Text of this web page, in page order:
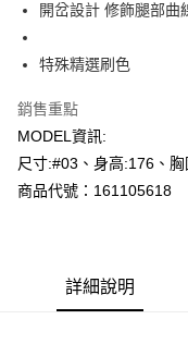
Apple Pay
悠遊付
AFTEE先享後付
相關說明
AFTEE先享後付是「在收
３．安心：先確認商品／
【「AFTEE先享後付」結帳
付款後全家取貨---滿
開岔設計 修飾腿部曲
特殊精選刷色
銷售重點
MODEL資訊:
尺寸:#03、身高:176、
商品代號：161105618
詳細說明